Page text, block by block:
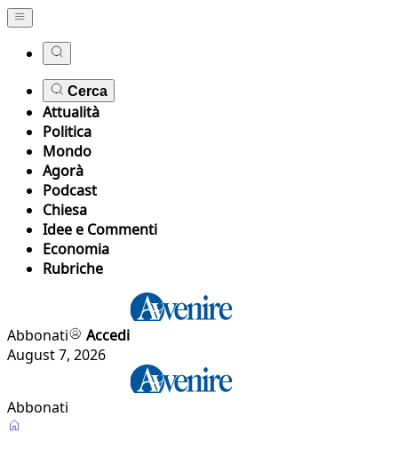
Cerca
Attualità
Politica
Mondo
Agorà
Podcast
Chiesa
Idee e Commenti
Economia
Rubriche
Abbonati
Accedi
August 7, 2026
Abbonati